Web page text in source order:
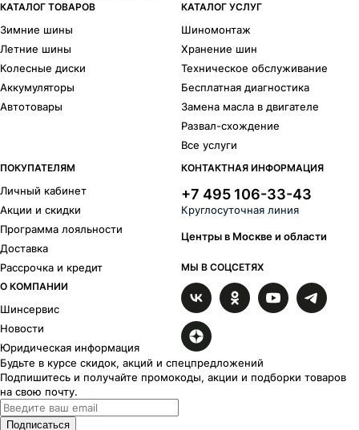
КАТАЛОГ ТОВАРОВ
Зимние шины
Летние шины
Колесные диски
Аккумуляторы
Автотовары
КАТАЛОГ УСЛУГ
Шиномонтаж
Хранение шин
Техническое обслуживание
Бесплатная диагностика
Замена масла в двигателе
Развал-схождение
Все услуги
ПОКУПАТЕЛЯМ
Личный кабинет
Акции и скидки
Программа лояльности
Доставка
Рассрочка и кредит
О КОМПАНИИ
Шинсервис
Новости
Юридическая информация
КОНТАКТНАЯ ИНФОРМАЦИЯ
+7 495 106-33-43
Круглосуточная линия
Центры в Москве и области
МЫ В СОЦСЕТЯХ
Будьте в курсе скидок, акций и спецпредложений
Подпишитесь и получайте промокоды, акции и подборки товаров
на свою почту.
Подписаться